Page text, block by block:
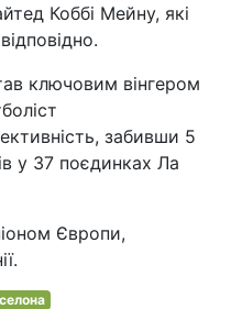
Коббі Мейну, які
ключовим вінгером
забивши 5
у 37 поєдинках Ла
Європи,